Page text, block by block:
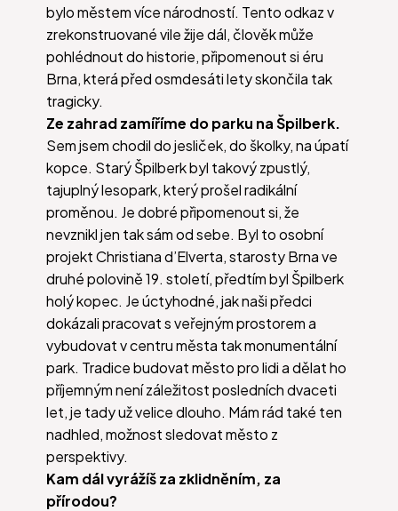
bylo městem více národností. Tento odkaz v
zrekonstruované vile žije dál, člověk může
pohlédnout do historie, připomenout si éru
Brna, která před osmdesáti lety skončila tak
tragicky.
Ze zahrad zamíříme do parku na Špilberk.
Sem jsem chodil do jesliček, do školky, na úpatí
kopce. Starý Špilberk byl takový zpustlý,
tajuplný lesopark, který prošel radikální
proměnou. Je dobré připomenout si, že
nevznikl jen tak sám od sebe. Byl to osobní
projekt Christiana d’Elverta, starosty Brna ve
druhé polovině 19. století, předtím byl Špilberk
holý kopec. Je úctyhodné, jak naši předci
dokázali pracovat s veřejným prostorem a
vybudovat v centru města tak monumentální
park. Tradice budovat město pro lidi a dělat ho
příjemným není záležitost posledních dvaceti
let, je tady už velice dlouho. Mám rád také ten
nadhled, možnost sledovat město z
perspektivy.
Kam dál vyrážíš za zklidněním, za
přírodou?